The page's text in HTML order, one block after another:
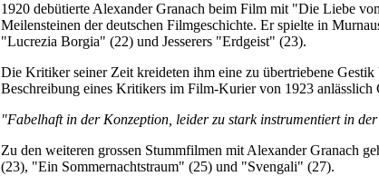
1920 debütierte Alexander Granach beim Film mit "Die Liebe
Meilensteinen der deutschen Filmgeschichte. Er spielte in
"Lucrezia Borgia" (22) und Jesserers "Erdgeist" (23).
Die Kritiker seiner Zeit kreideten ihm eine zu übertriebene
Beschreibung eines Kritikers im Film-Kurier von 1923
"Fabelhaft in der Konzeption, leider zu stark instrumentiert in
Zu den weiteren grossen Stummfilmen mit Alexander Granach
(23), "Ein Sommernachtstraum" (25) und "Svengali" (27).